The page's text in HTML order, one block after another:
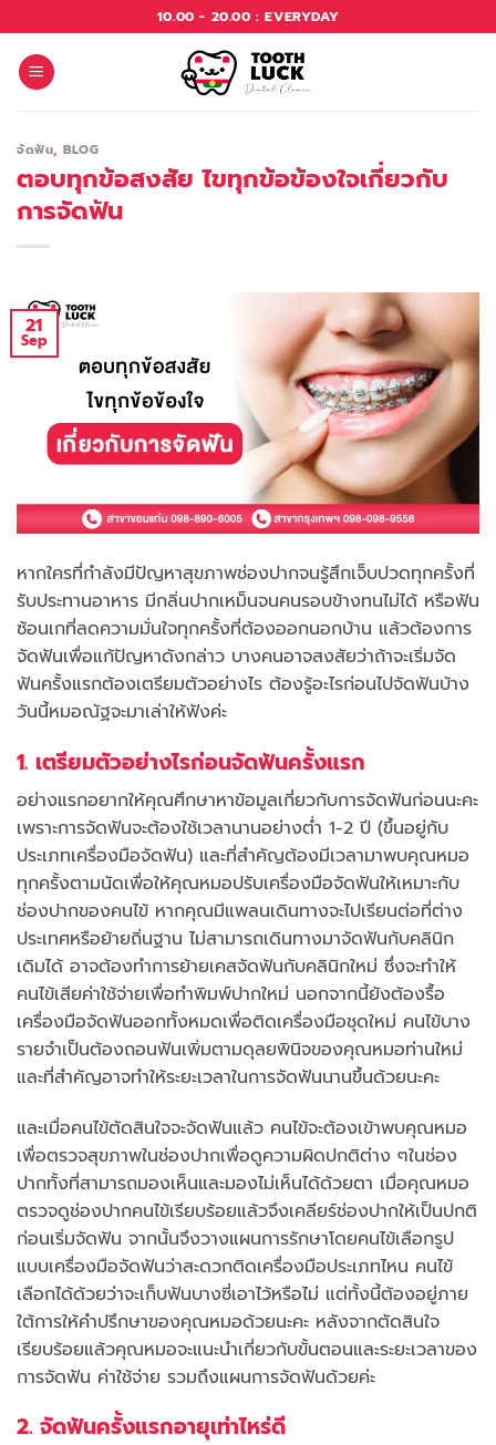
to
content
10.00 - 20.00 : EVERYDAY
จัดฟัน,BLOG
ตอบทุกข้อสงสัย ไขทุกข้อข้องใจเกี่ยวกับ
การจัดฟัน
21
Sep
หากใครที่กำลังมีปัญหาสุขภาพช่องปากจนรู้สึกเจ็บปวดทุกครั้งที่
รับประทานอาหาร มีกลิ่นปากเหม็นจนคนรอบข้างทนไม่ได้ หรือฟัน
ซ้อนเกที่ลดความมั่นใจทุกครั้งที่ต้องออกนอกบ้าน แล้วต้องการ
จัดฟันเพื่อแก้ปัญหาดังกล่าว บางคนอาจสงสัยว่าถ้าจะเริ่มจัด
ฟันครั้งแรกต้องเตรียมตัวอย่างไร ต้องรู้อะไรก่อนไปจัดฟันบ้าง
วันนี้หมอณัฐจะมาเล่าให้ฟังค่ะ
1. เตรียมตัวอย่างไรก่อนจัดฟันครั้งแรก
อย่างแรกอยากให้คุณศึกษาหาข้อมูลเกี่ยวกับการจัดฟันก่อนนะคะ
เพราะการจัดฟันจะต้องใช้เวลานานอย่างต่ำ 1-2 ปี (ขึ้นอยู่กับ
ประเภทเครื่องมือจัดฟัน) และที่สำคัญต้องมีเวลามาพบคุณหมอ
ทุกครั้งตามนัดเพื่อให้คุณหมอปรับเครื่องมือจัดฟันให้เหมาะกับ
ช่องปากของคนไข้ หากคุณมีแพลนเดินทางจะไปเรียนต่อที่ต่าง
ประเทศหรือย้ายถิ่นฐาน ไม่สามารถเดินทางมาจัดฟันกับคลินิก
เดิมได้ อาจต้องทำการย้ายเคสจัดฟันกับคลินิกใหม่ ซึ่งจะทำให้
คนไข้เสียค่าใช้จ่ายเพื่อทำพิมพ์ปากใหม่ นอกจากนี้ยังต้องรื้อ
เครื่องมือจัดฟันออกทั้งหมดเพื่อติดเครื่องมือชุดใหม่ คนไข้บาง
รายจำเป็นต้องถอนฟันเพิ่มตามดุลยพินิจของคุณหมอท่านใหม่
และที่สำคัญอาจทำให้ระยะเวลาในการจัดฟันนานขึ้นด้วยนะคะ
และเมื่อคนไข้ตัดสินใจจะจัดฟันแล้ว คนไข้จะต้องเข้าพบคุณหมอ
เพื่อตรวจสุขภาพในช่องปากเพื่อดูความผิดปกติต่าง ๆในช่อง
ปากทั้งที่สามารถมองเห็นและมองไม่เห็นได้ด้วยตา เมื่อคุณหมอ
ตรวจดูช่องปากคนไข้เรียบร้อยแล้วจึงเคลียร์ช่องปากให้เป็นปกติ
ก่อนเริ่มจัดฟัน จากนั้นจึงวางแผนการรักษาโดยคนไข้เลือกรูป
แบบเครื่องมือจัดฟันว่าสะดวกติดเครื่องมือประเภทไหน คนไข้
เลือกได้ด้วยว่าจะเก็บฟันบางซี่เอาไว้หรือไม่ แต่ทั้งนี้ต้องอยู่ภาย
ใต้การให้คำปรึกษาของคุณหมอด้วยนะคะ หลังจากตัดสินใจ
เรียบร้อยแล้วคุณหมอจะแนะนำเกี่ยวกับขั้นตอนและระยะเวลาของ
การจัดฟัน ค่าใช้จ่าย รวมถึงแผนการจัดฟันด้วยค่ะ
2. จัดฟันครั้งแรกอายุเท่าไหร่ดี